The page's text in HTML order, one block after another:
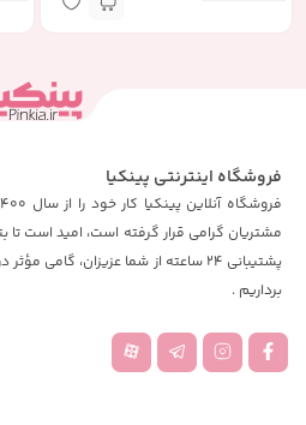
فروشگاه اینترنتی پینکیا
مشتریان گرامی قرار گرفته است، امید است تا
پشتیبانی 24 ساعته از شما عزیزان، گامی
برداریم .